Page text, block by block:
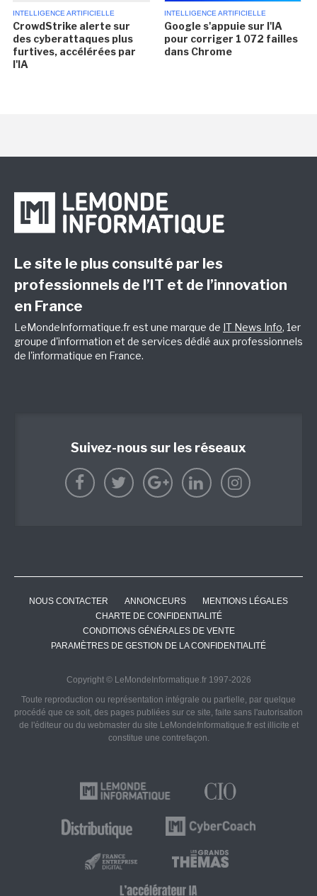
INTELLIGENCE ARTIFICIELLE
CrowdStrike alerte sur
des cyberattaques plus
furtives, accélérées par
l'IA
INTELLIGENCE ARTIFICIELLE
Google s'appuie sur l'IA
pour corriger 1 072 failles
dans Chrome
Le site le plus consulté par les
professionnels de l’IT et de l’innovation
en France
LeMondeInformatique.fr est une marque de IT News Info, 1er
groupe d'information et de services dédié aux professionnels
de l'informatique en France.
Suivez-nous sur les réseaux
NOUS CONTACTER ANNONCEURS
MENTIONS LÉGALES
CHARTE DE CONFIDENTIALITÉ
CONDITIONS GÉNÉRALES DE VENTE
PARAMÈTRES DE GESTION DE LA CONFIDENTIALITÉ
Copyright © LeMondeInformatique.fr 1997-2026
Toute reproduction ou représentation intégrale ou partielle, par quelque
procédé que ce soit, des pages publiées sur ce site, faite sans l'autorisation
de l'éditeur ou du webmaster du site LeMondeInformatique.fr est illicite et
constitue une contrefaçon.